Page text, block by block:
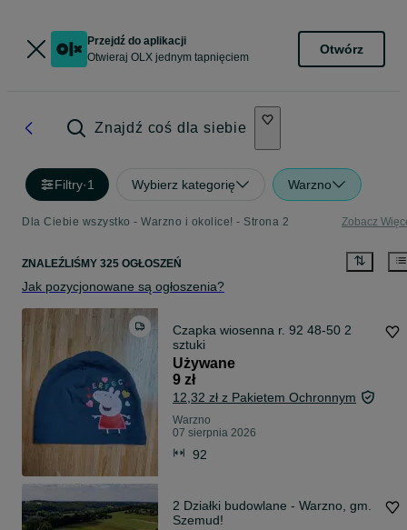
Przejdź do aplikacji
Otwieraj OLX jednym tapnięciem
Otwórz
Znajdź coś dla siebie
Filtry·1 Wybierz kategorię Warzno
Dla Ciebie wszystko - Warzno i okolice! - Strona 2 Zobacz
ZNALEŹLIŚMY 325 OGŁOSZEŃ
Jak pozycjonowane są ogłoszenia?
Czapka wiosenna r. 92 48-50 2
sztuki
Używane
9 zł
12,32 zł z Pakietem Ochronnym
Warzno
07 sierpnia 2026
92
2 Działki budowlane - Warzno, gm.
Szemud!